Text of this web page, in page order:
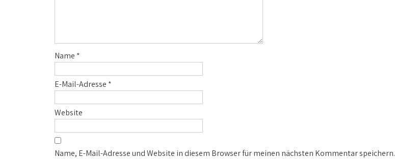
Name *
E-Mail-Adresse *
Website
Name, E-Mail-Adresse und Website in diesem Browser für meinen nächsten Kommentar speichern.